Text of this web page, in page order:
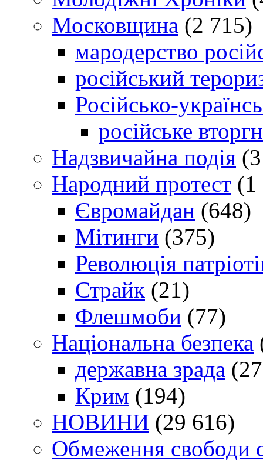
Московщина (2 715)
мародерство
російський
Російсько-
російське
Надзвичайна подія
Народний протест (1
Євромайдан (648)
Мітинги (375)
Революція
Страйк (21)
Флешмоби (77)
Національна безпека
державна зрада
Крим (194)
НОВИНИ (29 616)
Обмеження свободи